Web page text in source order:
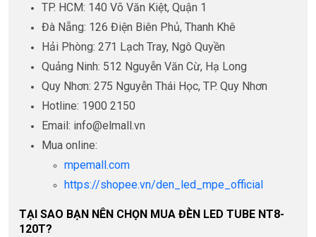
TP. HCM: 140 Võ Văn Kiệt, Quận 1
Đà Nẵng: 126 Điện Biên Phủ, Thanh Khê
Hải Phòng: 271 Lạch Tray, Ngô Quyền
Quảng Ninh: 512 Nguyễn Văn Cừ, Hạ Long
Quy Nhơn: 275 Nguyễn Thái Học, TP. Quy Nhơn
Hotline: 1900 2150
Email: info@elmall.vn
Mua online:
mpemall.com
https://shopee.vn/den_led_mpe_official
TẠI SAO BẠN NÊN CHỌN MUA ĐÈN LED TUBE NT8-
120T?